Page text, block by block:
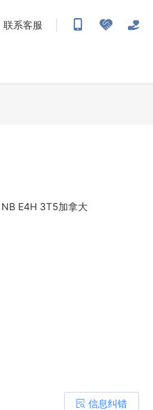
联系客服
E4H 3T5加拿大
󰎒 信息纠错